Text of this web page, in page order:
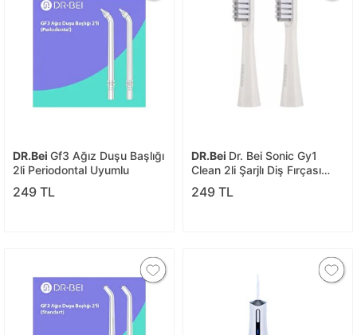
DR.Bei Gf3 Ağız Duşu Başlığı
2li Periodontal Uyumlu
249 TL
DR.Bei Dr. Bei Sonic Gy1
Clean 2li Şarjlı Diş Fırçası
Yedek Başlığı
249 TL